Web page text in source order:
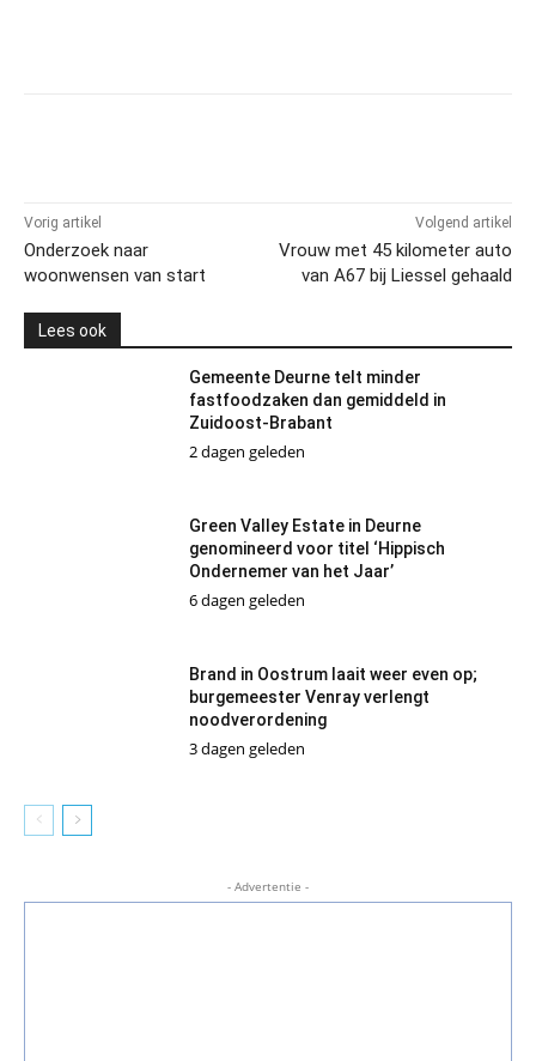
Vorig artikel
Onderzoek naar
woonwensen van start
Volgend artikel
Vrouw met 45 kilometer auto
van A67 bij Liessel gehaald
Lees ook
Gemeente Deurne telt minder
fastfoodzaken dan gemiddeld in
Zuidoost-Brabant
2 dagen geleden
Green Valley Estate in Deurne
genomineerd voor titel ‘Hippisch
Ondernemer van het Jaar’
6 dagen geleden
Brand in Oostrum laait weer even op;
burgemeester Venray verlengt
noodverordening
3 dagen geleden
- Advertentie -